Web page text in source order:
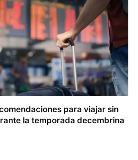
para viajar sin
la temporada decembrina